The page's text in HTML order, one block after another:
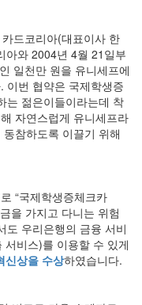
드코리아(대표이사 한
아와 2004년 4월 21일부
일천만 원을 유니세프에
이번 협약은 국제학생증
는 젊은이들이라는데 착
자연스럽게 유니세프라
참하도록 이끌기 위해
“국제학생증체크카
을 가지고 다니는 위험
도 우리은행의 금융 서비
비스)를 이용할 수 있게
신상을 수상하였습니다.